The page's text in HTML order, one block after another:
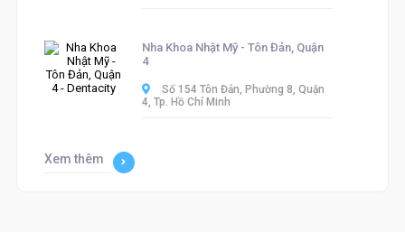
Nha Khoa Nhật Mỹ - Tôn Đản, Quận
4
Số 154 Tôn Đản, Phường 8, Quận
4, Tp. Hồ Chí Minh
Xem thêm